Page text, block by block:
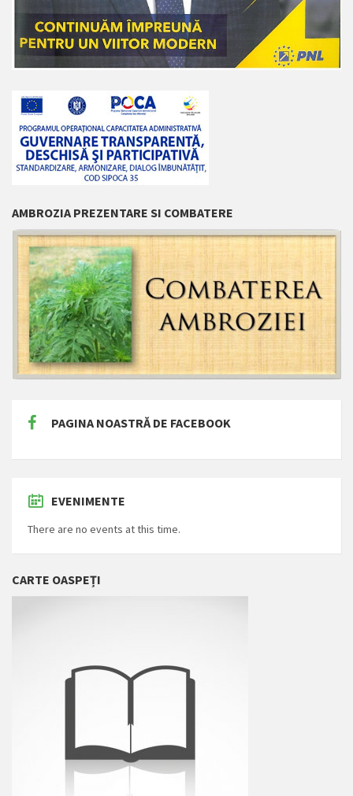
AMBROZIA PREZENTARE SI COMBATERE
PAGINA NOASTRĂ DE FACEBOOK
EVENIMENTE
There are no events at this time.
CARTE OASPEȚI